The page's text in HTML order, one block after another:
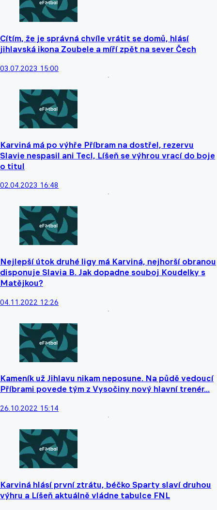
Cítím, že je správná chvíle vrátit se domů, hlásí
jihlavská ikona Zoubele a míří zpět na sever Čech
03.07.2023 15:00
Karviná má po výhře Příbram na dostřel, rezervu
Slavie nespasil ani Tecl, Líšeň se výhrou vrací do boje
o titul
02.04.2023 16:48
Nejlepší útok druhé ligy má Karviná, nejhorší obranou
disponuje Slavia B. Jak dopadne souboj Koudelky s
Matějkou?
04.11.2022 12:26
Kameník už Jihlavu nikam neposune. Na půdě vedoucí
Příbrami povede tým z Vysočiny nový hlavní trenér...
26.10.2022 15:14
Karviná hlásí první ztrátu, béčko Sparty slaví druhou
výhru a Líšeň aktuálně vládne tabulce FNL